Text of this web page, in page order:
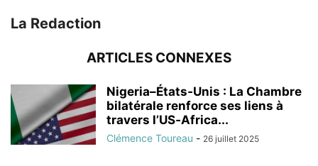
La Redaction
ARTICLES CONNEXES
Nigeria–États‑Unis : La Chambre
bilatérale renforce ses liens à
travers l’US‑Africa...
Clémence Toureau - 26 juillet 2025